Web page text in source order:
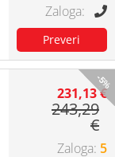
-5%
231,13 €
243,29
€
5